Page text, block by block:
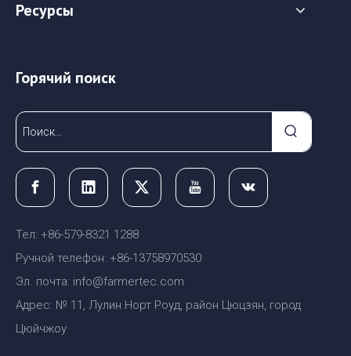
Ресурсы
Горячий поиск
Тел: +86-579-8321 1288
Ручной телефон: +86-13758970530
Эл. почта: info@farmertec.com
Адрес: № 11, Лулин Норт Роуд, район Цюцзян, город
Цюйчжоу